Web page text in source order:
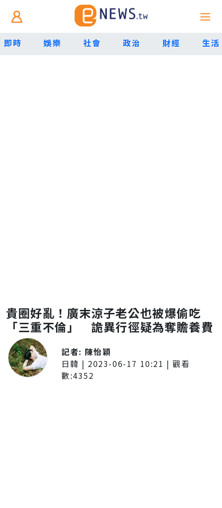
即時 娛樂 社會 政治 財經 生活
貴圈好亂！廣末涼子老公也被爆偷吃
「三重不倫」 詭異行徑疑為奪贍養費
記者: 陳怡穎
日韓 | 2023-06-17 10:21 | 觀看
數:4352